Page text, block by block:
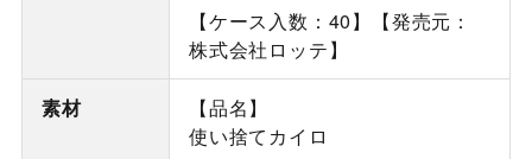
【ケース入数：40】【発売元：
株式会社ロッテ】
素材
【品名】
使い捨てカイロ